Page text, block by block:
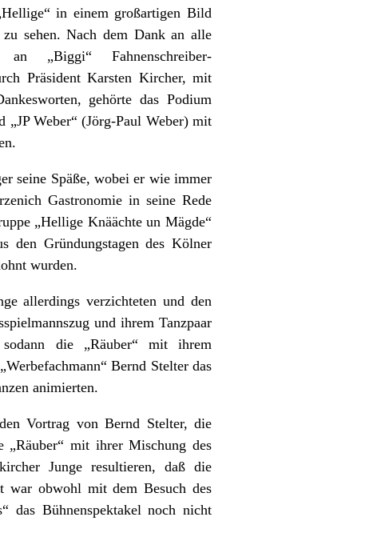
in einem großartigen Bild
sehen. Nach dem Dank an alle
„Biggi“ Fahnenschreiber-
Präsident Karsten Kircher, mit
gehörte das Podium
„JP Weber“ (Jörg-Paul Weber) mit
seine Späße, wobei er wie immer
Gastronomie in seine Rede
„Hellige Knäächte un Mägde“
den Gründungstagen des Kölner
wurden.
allerdings verzichteten und den
und ihrem Tanzpaar
die „Räuber“ mit ihrem
Bernd Stelter das
animierten.
Vortrag von Bernd Stelter, die
mit ihrer Mischung des
Junge resultieren, daß die
war obwohl mit dem Besuch des
das Bühnenspektakel noch nicht